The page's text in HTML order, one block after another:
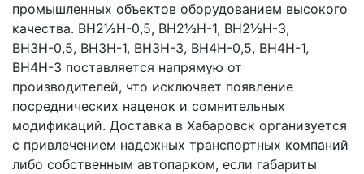
промышленных объектов оборудованием высокого
качества. ВН2½Н-0,5, ВН2½Н-1, ВН2½Н-3,
ВН3Н-0,5, ВН3Н-1, ВН3Н-3, ВН4Н-0,5, ВН4Н-1,
ВН4Н-3 поставляется напрямую от
производителей, что исключает появление
посреднических наценок и сомнительных
модификаций. Доставка в Хабаровск организуется
с привлечением надежных транспортных компаний
либо собственным автопарком, если габариты